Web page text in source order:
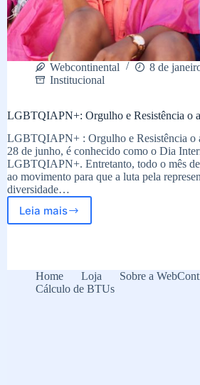
Webcontinental
8 de
Institucional
LGBTQIAPN+: Orgulho e Resistência o
LGBTQIAPN+ : Orgulho e Resistência o
28 de junho, é conhecido como o Dia
LGBTQIAPN+. Entretanto, todo o mês
ao movimento para que a luta pela
diversidade…
Leia maisLGBTQIAPN+:
ano
inteiro!
Home Loja
Sobre a
Cálculo de BTUs